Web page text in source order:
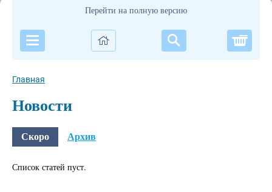
Перейти на полную версию
Главная
Новости
Скоро Архив
Список статей пуст.